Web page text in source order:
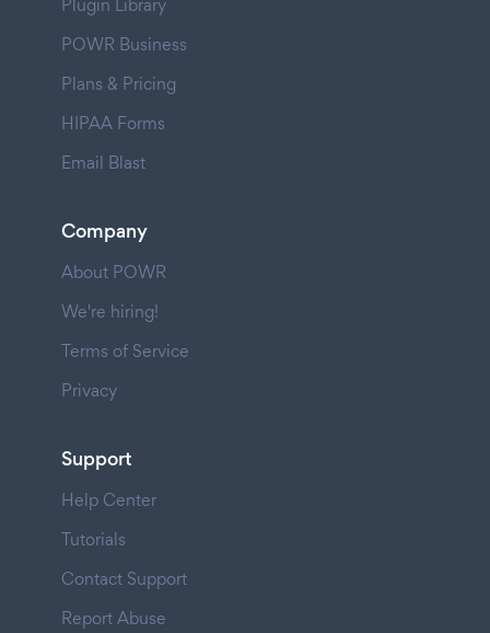
POWR Business
Plans & Pricing
HIPAA Forms
Email Blast
Company
About POWR
We're hiring!
Terms of Service
Privacy
Support
Help Center
Tutorials
Contact Support
Report Abuse